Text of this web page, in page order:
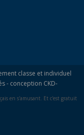
classe et individuel
- conception CKD-
en s'amusant. Et c'est gratuit